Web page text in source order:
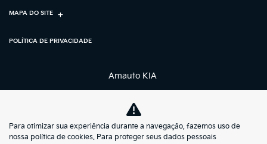
MAPA DO SITE
POLÍTICA DE PRIVACIDADE
Amauto KIA
Para otimizar sua experiência durante a navegação, fazemos uso de
nossa política de cookies. Para proteger seus dados pessoais